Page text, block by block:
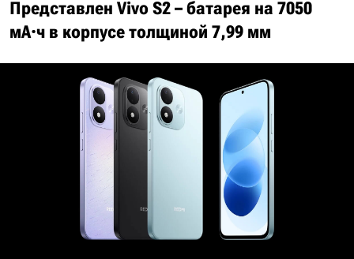
Представлен Vivo S2 – батарея на 7050
мА·ч в корпусе толщиной 7,99 мм